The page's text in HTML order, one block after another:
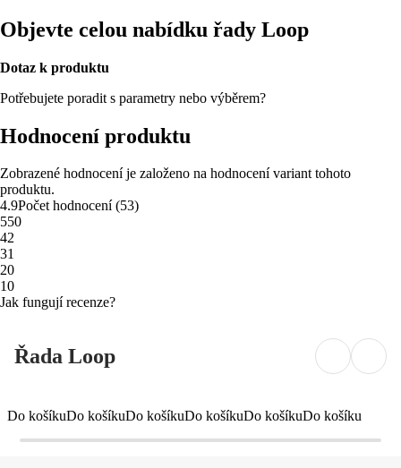
Objevte celou nabídku řady Loop
Dotaz k produktu
Potřebujete poradit s parametry nebo výběrem?
Hodnocení produktu
Zobrazené hodnocení je založeno na hodnocení variant tohoto
produktu.
4.9Počet hodnocení(53)
550
42
31
20
10
Jak fungují recenze?
Řada Loop
Do košíkuDo košíkuDo košíkuDo košíkuDo košíkuDo košíku